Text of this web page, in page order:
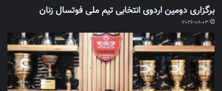
برگزاری دومین اردوی انتخابی تیم ملی فوتسال زنان
2026-08-03